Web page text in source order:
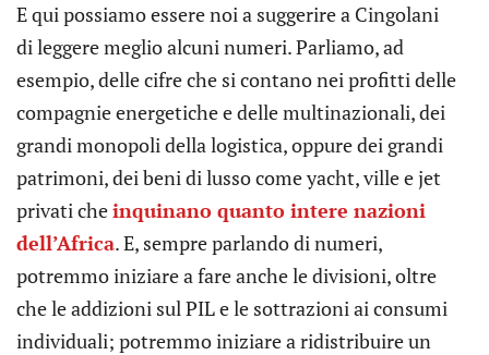
E qui possiamo essere noi a suggerire a Cingolani
di leggere meglio alcuni numeri. Parliamo, ad
esempio, delle cifre che si contano nei profitti delle
compagnie energetiche e delle multinazionali, dei
grandi monopoli della logistica, oppure dei grandi
patrimoni, dei beni di lusso come yacht, ville e jet
privati cheinquinano quanto intere nazioni
dell’Africa. E, sempre parlando di numeri,
potremmo iniziare a fare anche le divisioni, oltre
che le addizioni sul PIL e le sottrazioni ai consumi
individuali; potremmo iniziare a ridistribuire un